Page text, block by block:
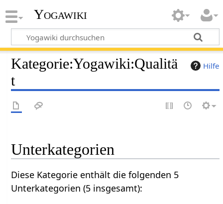
Yogawiki
Hilfe
Kategorie:Yogawiki:Qualitä
t
Unterkategorien
Diese Kategorie enthält die folgenden 5
Unterkategorien (5 insgesamt):